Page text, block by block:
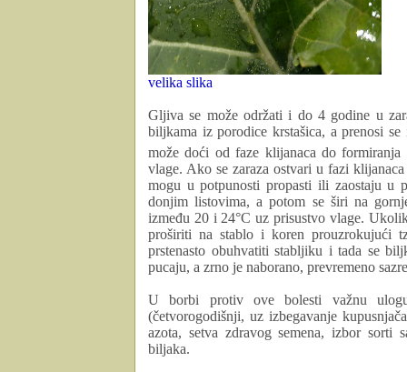
velika slika
Gljiva se može održati i do 4 godine u
biljkama iz porodice krstašica, a prenosi se
može doći od faze klijanaca do
vlage. Ako se zaraza ostvari u fazi
mogu u potpunosti propasti ili zaostaju u
donjim listovima, a potom se širi na
između 20 i 24°C uz prisustvo vlage.
proširiti na stablo i koren prouzrokujući
prstenasto obuhvatiti stabljiku i tada se
pucaju, a zrno je naborano, prevremeno
U borbi protiv ove bolesti važnu
(četvorogodišnji, uz izbegavanje
azota, setva zdravog semena, izbor sorti
biljaka.